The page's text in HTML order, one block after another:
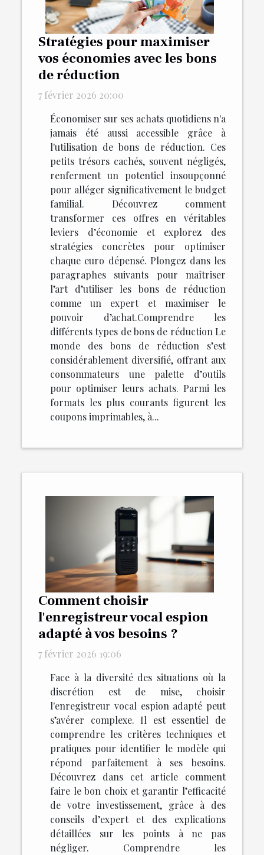
Stratégies pour maximiser
vos économies avec les bons
de réduction
7 février 2026 20:00
Économiser sur ses achats quotidiens n'a
jamais été aussi accessible grâce à
l'utilisation de bons de réduction. Ces
petits trésors cachés, souvent négligés,
renferment un potentiel insoupçonné
pour alléger significativement le budget
familial. Découvrez comment
transformer ces offres en véritables
leviers d’économie et explorez des
stratégies concrètes pour optimiser
chaque euro dépensé. Plongez dans les
paragraphes suivants pour maîtriser
l’art d’utiliser les bons de réduction
comme un expert et maximiser le
pouvoir d’achat.Comprendre les
différents types de bons de réduction Le
monde des bons de réduction s’est
considérablement diversifié, offrant aux
consommateurs une palette d’outils
pour optimiser leurs achats. Parmi les
formats les plus courants figurent les
coupons imprimables, à...
Comment choisir
l'enregistreur vocal espion
adapté à vos besoins ?
7 février 2026 19:06
Face à la diversité des situations où la
discrétion est de mise, choisir
l'enregistreur vocal espion adapté peut
s’avérer complexe. Il est essentiel de
comprendre les critères techniques et
pratiques pour identifier le modèle qui
répond parfaitement à ses besoins.
Découvrez dans cet article comment
faire le bon choix et garantir l’efficacité
de votre investissement, grâce à des
conseils d’expert et des explications
détaillées sur les points à ne pas
négliger. Comprendre les